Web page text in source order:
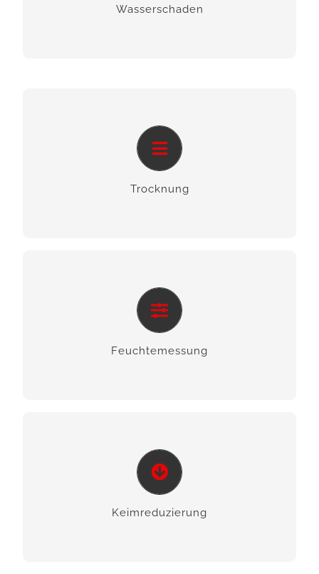
Wasser­schaden
Trocknung
Trocknung
Wir unterstützen Sie bei der Behandlung und
Feuchte­messung
Feuchtemessung
Wir erkennen freies Wasser und helfen Ihnen mit
Keim­redu­zierung
Wir helfen Ihnen bei der Bekämpfung von
Schimmelpilz und sorgen für gesunde
Verhältnisse.